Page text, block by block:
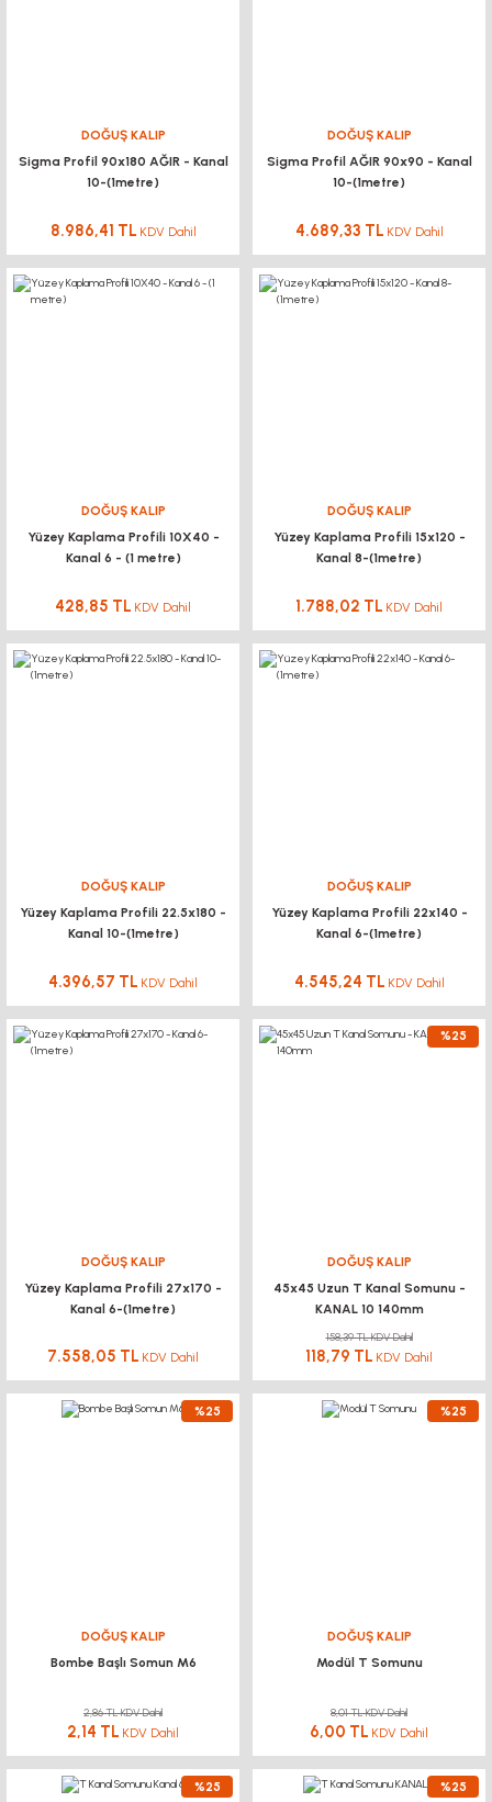
DOĞUŞ KALIP
Sigma Profil 90x180 AĞIR - Kanal
10-(1metre)
8.986,41 TL KDV Dahil
DOĞUŞ KALIP
Sigma Profil AĞIR 90x90 - Kanal
10-(1metre)
4.689,33 TL KDV Dahil
DOĞUŞ KALIP
Yüzey Kaplama Profili 10X40 -
Kanal 6 - (1 metre)
428,85 TL KDV Dahil
DOĞUŞ KALIP
Yüzey Kaplama Profili 15x120 -
Kanal 8-(1metre)
1.788,02 TL KDV Dahil
DOĞUŞ KALIP
Yüzey Kaplama Profili 22.5x180 -
Kanal 10-(1metre)
4.396,57 TL KDV Dahil
DOĞUŞ KALIP
Yüzey Kaplama Profili 22x140 -
Kanal 6-(1metre)
4.545,24 TL KDV Dahil
DOĞUŞ KALIP
Yüzey Kaplama Profili 27x170 -
Kanal 6-(1metre)
7.558,05 TL KDV Dahil
%25
DOĞUŞ KALIP
45x45 Uzun T Kanal Somunu -
KANAL 10 140mm
158,39 TL KDV Dahil
118,79 TL KDV Dahil
%25
DOĞUŞ KALIP
Bombe Başlı Somun M6
2,86 TL KDV Dahil
2,14 TL KDV Dahil
%25
DOĞUŞ KALIP
Modül T Somunu
8,01 TL KDV Dahil
6,00 TL KDV Dahil
%25 %25